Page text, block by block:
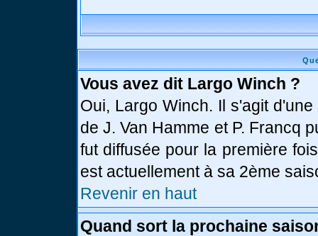
Vous avez dit Largo Winch ?
Oui, Largo Winch. Il s'agit
de J. Van Hamme et P. Francq
fut diffusée pour la première
est actuellement à sa 2ème
Revenir en haut
Quand sort la prochaine